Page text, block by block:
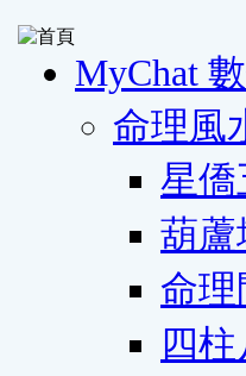
MyChat
命理風
星僑
葫蘆
命理
四